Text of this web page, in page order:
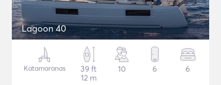
Lagoon 40
Katamaranas
39 ft
12 m
10 6 6